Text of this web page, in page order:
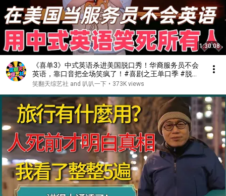
1:30:08
《喜单3》中式英语杀进美国脱口秀！华裔服务员不会
英语，靠口音把全场笑疯了！#喜剧之王单口季 #脱口
秀 #搞笑 #喜剧 #funny #综艺
笑翻天综艺社 and 叭叭一下 • 373K views